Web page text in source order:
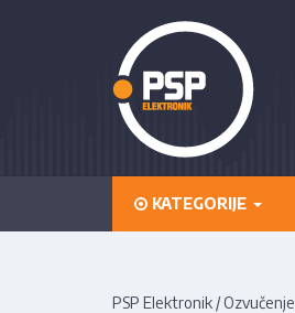
KATEGORIJE
PSP Elektronik /Ozvučenje